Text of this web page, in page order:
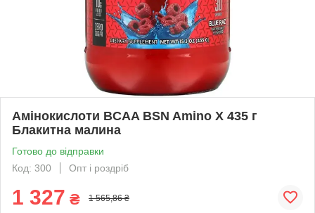
Амінокислоти BCAA BSN Amino X 435 г
Блакитна малина
Готово до відправки
Код: 300
Опт і роздріб
1 327 ₴ 1 565,86 ₴